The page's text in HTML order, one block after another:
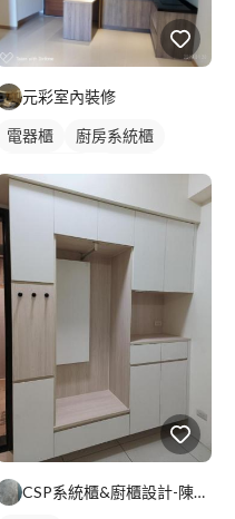
元彩室內裝修
電器櫃
廚房系統櫃
CSP系統櫃&廚櫃設計-陳小姐